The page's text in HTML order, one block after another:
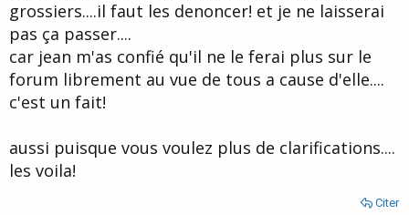
grossiers....il faut les denoncer! et je ne laisserai
pas ça passer....
car jean m'as confié qu'il ne le ferai plus sur le
forum librement au vue de tous a cause d'elle....
c'est un fait!
aussi puisque vous voulez plus de clarifications....
les voila!
Citer